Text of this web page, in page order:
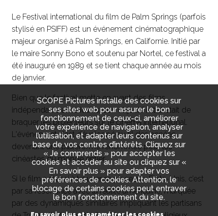
Le Festival international du film de Palm Springs (parfois
stylisé en PSIFF) est un événement cinématographique
majeur organisé à Palm Springs, en Californie. Initié par
le maire Sonny Bono et soutenu par Nortel, ce festival a
été inauguré en 1989 et se tient chaque année au mois
de janvier.
Bien que le festival mette en avant des films
indépendants américains, son objectif initial était de
braquer les projecteurs sur le cinéma international.
L'événement s'est développé au fil des années,
devenant une plateforme renommée pour les
cinéastes du monde entier.
Si le film a réussi à trouver sa place aux Etats-Unis, c’est
par sa résonance avec la réalité américaine, marquée
par des dynamiques similaires impliquant les partisans
SCOPE Pictures installe des cookies sur
ses sites web pour assurer le bon
fonctionnement de ceux-ci, améliorer
votre expérience de navigation, analyser
l’utilisation, et adapter leurs contenus sur
base de vos centres d’intérêts. Cliquez sur
« Je comprends » pour accepter les
cookies et accéder au site ou cliquez sur «
En savoir plus » pour adapter vos
préférences de cookies. Attention, le
blocage de certains cookies peut entraver
le bon fonctionnement du site.
En savoir plus et paramétrer les cookies